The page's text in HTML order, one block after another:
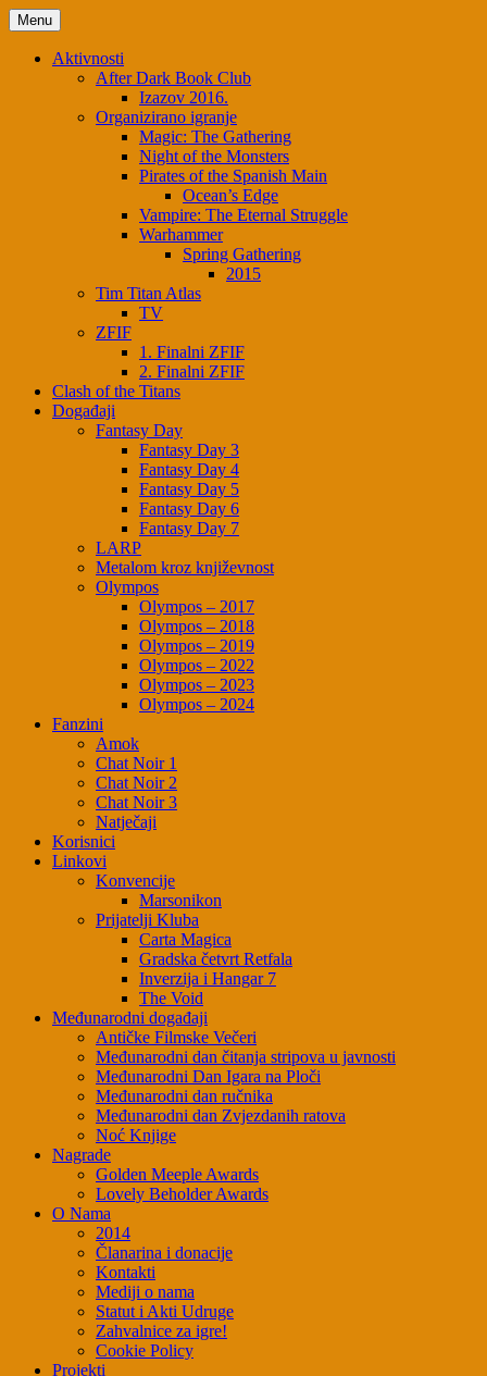
Skip
to
content
Menu
Aktivnosti
After Dark Book Club
Izazov 2016.
Organizirano igranje
Magic: The Gathering
Night of the Monsters
Pirates of the Spanish Main
Ocean’s Edge
Vampire: The Eternal Struggle
Warhammer
Spring Gathering
2015
Tim Titan Atlas
TV
ZFIF
1. Finalni ZFIF
2. Finalni ZFIF
Clash of the Titans
Događaji
Fantasy Day
Fantasy Day 3
Fantasy Day 4
Fantasy Day 5
Fantasy Day 6
Fantasy Day 7
LARP
Metalom kroz književnost
Olympos
Olympos – 2017
Olympos – 2018
Olympos – 2019
Olympos – 2022
Olympos – 2023
Olympos – 2024
Fanzini
Amok
Chat Noir 1
Chat Noir 2
Chat Noir 3
Natječaji
Korisnici
Linkovi
Konvencije
Marsonikon
Prijatelji Kluba
Carta Magica
Gradska četvrt Retfala
Inverzija i Hangar 7
The Void
Međunarodni događaji
Antičke Filmske Večeri
Međunarodni dan čitanja stripova u javnosti
Međunarodni Dan Igara na Ploči
Međunarodni dan ručnika
Međunarodni dan Zvjezdanih ratova
Noć Knjige
Nagrade
Golden Meeple Awards
Lovely Beholder Awards
O Nama
2014
Članarina i donacije
Kontakti
Mediji o nama
Statut i Akti Udruge
Zahvalnice za igre!
Cookie Policy
Projekti